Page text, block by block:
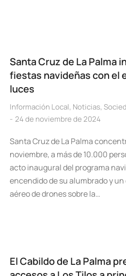
Santa Cruz de La Palma
fiestas navideñas con el
luces
Información Local, Noticias,
24 de noviembre de 2024
Santa Cruz de La Palma
noviembre, a más de 10.000
acto inaugural del programa
encendido de su alumbrado y
aéreo de drones sobre la…
El Cabildo de La Palma